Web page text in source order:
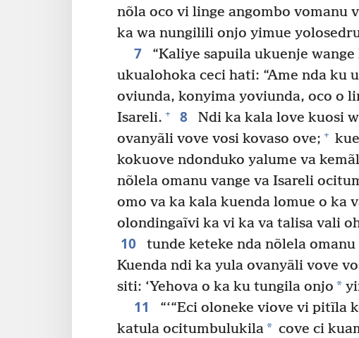
nõla oco vi linge angombo vomanu
ka wa nungilili onjo yimue
7
“Kaliye sapuila ukuenje
ukualohoka ceci hati: “Ame nda ku
oviunda, konyima yoviunda, oco o
Isareli. + 8 Ndi ka kala love kuosi
ovanyãli vove vosi kovaso ove; +
kokuove ndonduko yalume va
nõlela omanu vange va Isareli
omo va ka kala kuenda lomue o ka
olondingaĩvi ka vi ka va talisa vali
10 tunde keteke nda nõlela omanu
Kuenda ndi ka yula ovanyãli vove
siti: ‘Yehova o ka ku tungila onjo *
11 “‘“Eci oloneke viove vi pitĩla
katula ocitumbulukila* cove ci